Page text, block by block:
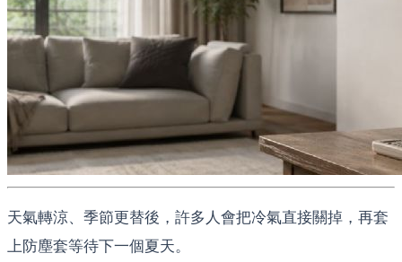
天氣轉涼、季節更替後，許多人會把冷氣直接關掉，再套
上防塵套等待下一個夏天。